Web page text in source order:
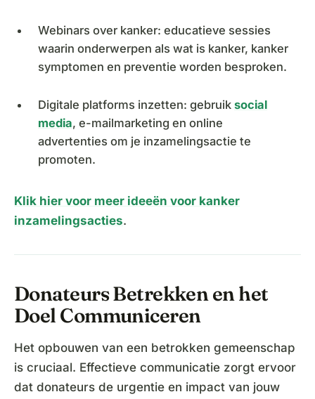
Webinars over kanker: educatieve sessies
waarin onderwerpen als wat is kanker, kanker
symptomen en preventie worden besproken.
Digitale platforms inzetten: gebruik social
media, e-mailmarketing en online
advertenties om je inzamelingsactie te
promoten.
Klik hier voor meer ideeën voor kanker
inzamelingsacties.
Donateurs Betrekken en het
Doel Communiceren
Het opbouwen van een betrokken gemeenschap
is cruciaal. Effectieve communicatie zorgt ervoor
dat donateurs de urgentie en impact van jouw